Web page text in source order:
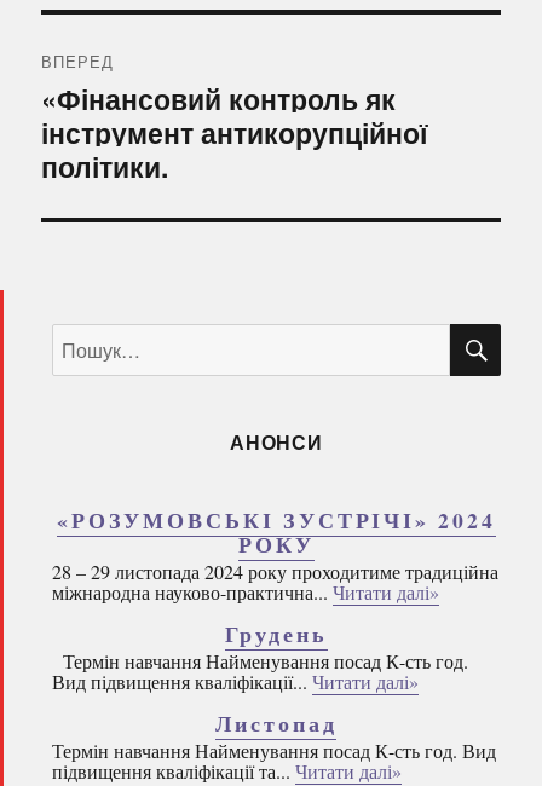
ВПЕРЕД
Наступний
запис:
«Фінансовий контроль як
інструмент антикорупційної
політики.
за
запитом:
АНОНСИ
«РОЗУМОВСЬКІ ЗУСТРІЧІ» 2024
РОКУ
28 – 29 листопада 2024 року проходитиме традиційна
міжнародна науково-практична... Читати далі»
Грудень
Термін навчання Найменування посад К-сть год.
Вид підвищення кваліфікації... Читати далі»
Листопад
Термін навчання Найменування посад К-сть год. Вид
підвищення кваліфікації та... Читати далі»